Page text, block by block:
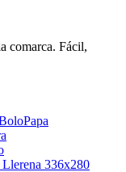
comarca. Fácil,